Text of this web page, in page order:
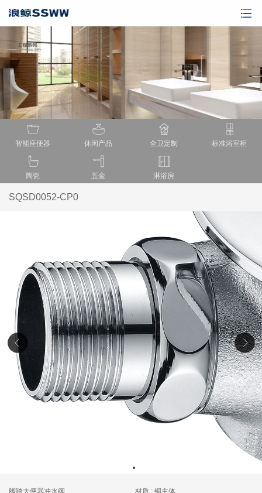
智能座便器 休闲产品 全卫定制 标准浴室柜
陶瓷 五金 淋浴房
SQSD0052-CP0
脚踏大便器冲水阀
材质 : 铜主体